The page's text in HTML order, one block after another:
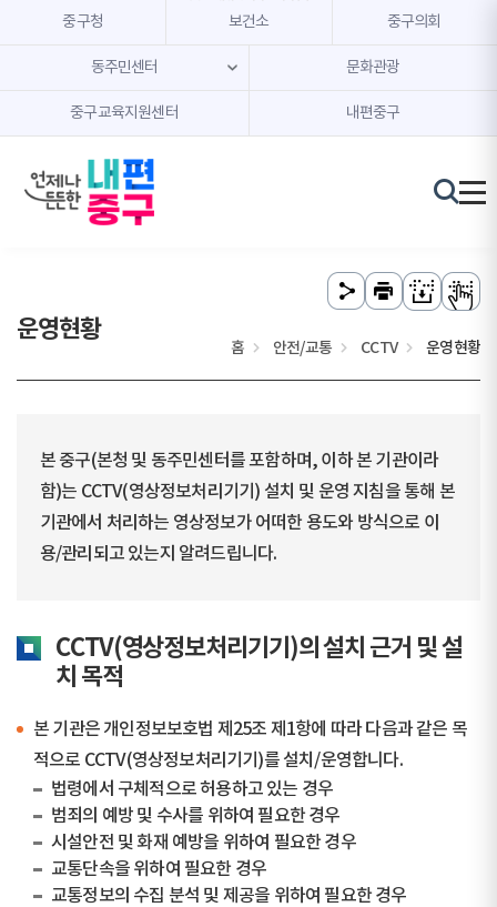
본문 내용 바로가기
주메뉴 바로가기
중구청 보건소 중구의회
동주민센터 문화관광
중구교육지원센터 내편중구
운영현황
홈 안전/교통 CCTV 운영현황
본 중구(본청 및 동주민센터를 포함하며, 이하 본 기관이라
함)는 CCTV(영상정보처리기기) 설치 및 운영 지침을 통해 본
기관에서 처리하는 영상정보가 어떠한 용도와 방식으로 이
용/관리되고 있는지 알려드립니다.
CCTV(영상정보처리기기)의 설치 근거 및 설
치 목적
본 기관은 개인정보보호법 제25조 제1항에 따라 다음과 같은 목
적으로 CCTV(영상정보처리기기)를 설치/운영합니다.
법령에서 구체적으로 허용하고 있는 경우
범죄의 예방 및 수사를 위하여 필요한 경우
시설안전 및 화재 예방을 위하여 필요한 경우
교통단속을 위하여 필요한 경우
교통정보의 수집 분석 및 제공을 위하여 필요한 경우